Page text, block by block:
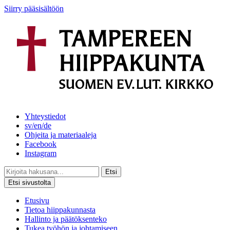
Siirry pääsisältöön
Yhteystiedot
sv/en/de
Ohjeita ja materiaaleja
Facebook
Instagram
Etsi
Etsi sivustolta
Etusivu
Tietoa hiippakunnasta
Hallinto ja päätöksenteko